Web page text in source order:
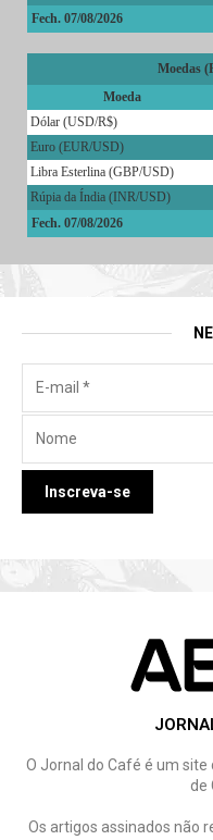
Fech. 07/08/2026
Moedas
Moeda
Dólar (USD/R$)
Euro (EUR/USD)
Libra Esterlina (GBP/USD)
Rúpia da Índia (INR/USD)
Fech. 07/08/2026
O Jornal do Café é um
de
Os artigos assinados não